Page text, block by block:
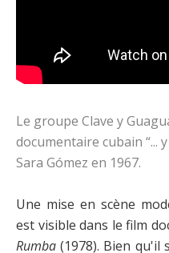
Le groupe Clave y
documentaire cubain “...
Sara Gómez en 1967.
Une mise en scène
est visible dans le film
Rumba (1978). Bien qu'il